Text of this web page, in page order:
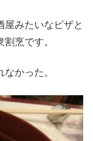
屋みたいなピザと
烹です。
かった。